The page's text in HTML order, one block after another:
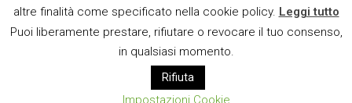
E MAIL
altre finalità come specificato nella cookie policy. Leggi tutto
Puoi liberamente prestare, rifiutare o revocare il tuo consenso,
in qualsiasi momento.
Rifiuta
Impostazioni Cookie